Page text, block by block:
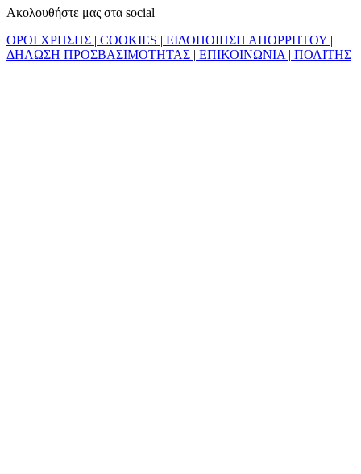
Ακολουθήστε μας στα social
ΟΡΟΙ ΧΡΗΣΗΣ | COOKIES | ΕΙΔΟΠΟΙΗΣΗ ΑΠΟΡΡΗΤΟΥ |
ΔΗΛΩΣΗ ΠΡΟΣΒΑΣΙΜΟΤΗΤΑΣ | ΕΠΙΚΟΙΝΩΝΙΑ | ΠΟΛΙΤΗΣ